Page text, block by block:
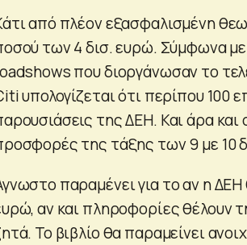
από πλέον εξασφαλισμένη
των 4 δισ. ευρώ. Σύμφωνα
που διοργάνωσαν το
υπολογίζεται ότι περίπου 100
της ΔΕΗ. Και άρα
της τάξης των 9 με 10
παραμένει για το αν η
αν και πληροφορίες θέλουν
Το βιβλίο θα παραμείνει